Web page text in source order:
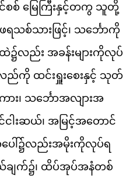
စစ မ ကနငတက သတ
ဖရသစသ ဖင့်၊ သငက
ထဲ၌​လည အခနမကလပ
ညက ထငရစနင သတ
ကား၊ သငအလအ
ငဆယ်၊ အ မငအတင
ပ ေါ်၌​လညအမကလပရ
ခက်၌၊ ထပအပအနတစ